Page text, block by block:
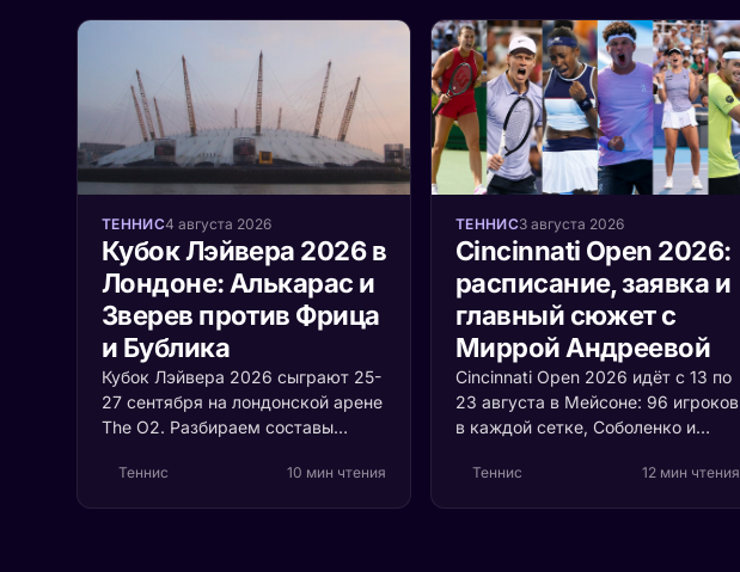
ТЕННИС4 августа 2026
Кубок Лэйвера 2026 в
Лондоне: Алькарас и
Зверев против Фрица
и Бублика
Кубок Лэйвера 2026 сыграют 25-
27 сентября на лондонской арене
The O2. Разбираем составы
с растущей ценой очка и то,
Теннис 10 мин чтения
ТЕННИС3 августа 2026
Cincinnati Open 2026:
расписание, заявка и
главный сюжет с
Миррой Андреевой
Cincinnati Open 2026 идёт с 13 по
23 августа в Мейсоне: 96 игроков
в каждой сетке, Соболенко и
Алькарас и Швёнтек защищают
Теннис 12 мин чтения